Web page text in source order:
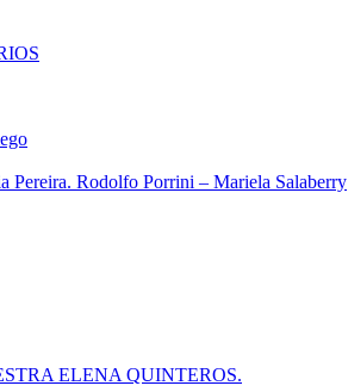
Pereira. Rodolfo Porrini – Mariela Salaberry
ELENA QUINTEROS.